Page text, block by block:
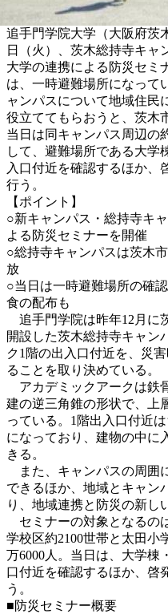
追手門学院大学（大阪府茨
日（火）、茨木総持寺キャ
大学の連携による防災セミ
は、一時避難場所になって
ャンパスについて地域住民
役立ててもらおうと、茨木
当日は同キャンパス周辺の
して、避難場所である大学
入口付近を確認するほか、
行う。
【ポイント】
○新キャンパス・総持寺キ
よる防災セミナーを開催
○総持寺キャンパスは茨木
放
○当日は一時避難場所の確
食の配布も
追手門学院は昨年12月に
開設した茨木総持寺キャン
ク1階の出入口付近を、災
ることを取り決めている。
アカデミックアークは鉄
建の逆三角錐の形状で、上
っている。1階出入口付近
になっており、建物の中に
きる。
また、キャンパスの周囲
できるほか、地域とキャン
り、地域連携と防災の新し
セミナーの対象となるの
学校区約2100世帯と太田小
万6000人。当日は、大学棟
口付近を確認するほか、啓
う。
■防災セミナー概要